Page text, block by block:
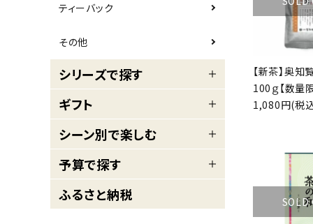
ティーバック
その他
シリーズで探す
ギフト
シーン別で楽しむ
予算で探す
ふるさと納税
【新茶】奥
100ｇ【数量
1,080円(税
SOLD